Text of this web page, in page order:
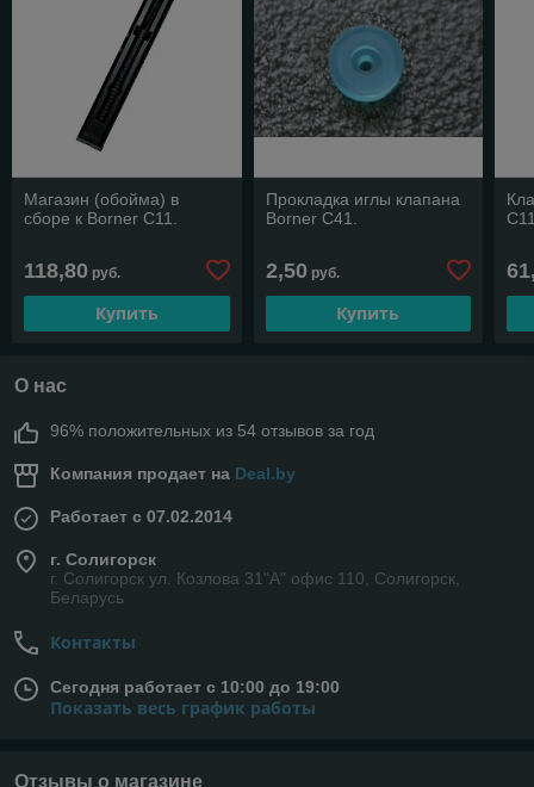
Магазин (обойма) в
сборе к Borner С11.
118,80 руб.
Купить
Прокладка иглы клапана
Borner С41.
2,50руб.
Купить
О нас
96% положительных из 54 отзывов за год
Компания продает на Deal.by
Работает с 07.02.2014
г. Солигорск
г. Солигорск ул. Козлова 31"А" офис 110, Солигорск,
Беларусь
Контакты
Сегодня работает с 10:00 до 19:00
Показать весь график работы
Отзывы о магазине